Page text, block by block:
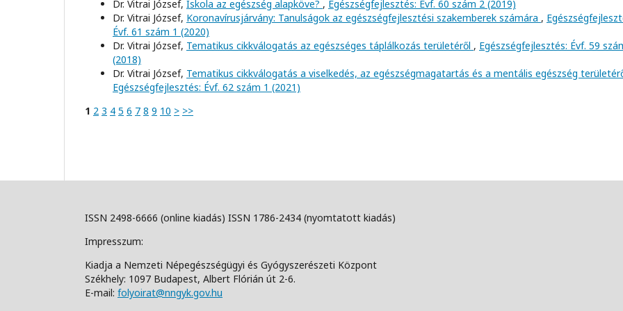
Dr. Vitrai József, Iskola az egészség alapköve? , Egészségfejlesztés: Évf. 60 szám 2 (2019)
Dr. Vitrai József, Koronavírusjárvány: Tanulságok az egészségfejlesztési szakemberek számára ,
Évf. 61 szám 1 (2020)
Dr. Vitrai József, Tematikus cikkválogatás az egészséges táplálkozás területéről , Egészségfejlesztés: Évf. 59
(2018)
Dr. Vitrai József, Tematikus cikkválogatás a viselkedés, az egészségmagatartás és a mentális egészség
Egészségfejlesztés: Évf. 62 szám 1 (2021)
1 2 3 4 5 6 7 8 9 10 > >>
ISSN 2498-6666 (online kiadás) ISSN 1786-2434 (nyomtatott kiadás)
Impresszum:
Kiadja a Nemzeti Népegészségügyi és Gyógyszerészeti Központ
Székhely: 1097 Budapest, Albert Flórián út 2-6.
E-mail: folyoirat@nngyk.gov.hu